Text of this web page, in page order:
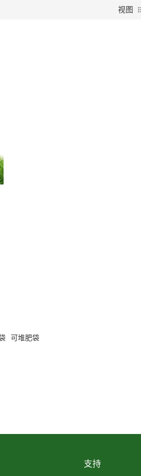
视图
可堆肥袋
支持